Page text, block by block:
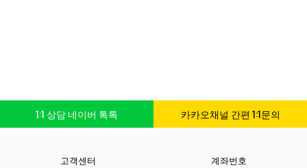
1:1 상담 네이버 톡톡 카카오채널 간편 1:1문의
고객센터
계좌번호